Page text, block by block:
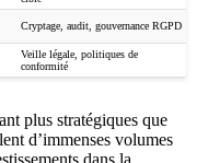
Cryptage, audit, gouvernance RGPD
Veille légale, politiques de
conformité
plus stratégiques que
d’immenses volumes
dans la